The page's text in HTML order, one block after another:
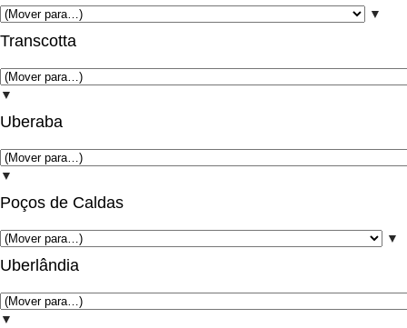
▼
Transcotta
▼
Uberaba
▼
Poços de Caldas
▼
Uberlândia
▼